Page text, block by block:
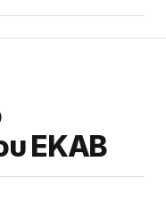
ΕΚΑΒ